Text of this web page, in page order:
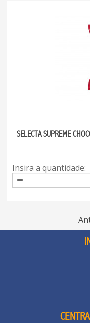
SELECTA SUPREME
Insira a quantidade: